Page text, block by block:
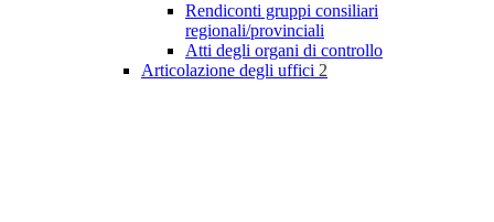
Rendiconti gruppi consiliari
regionali/provinciali
Atti degli organi di controllo
Articolazione degli uffici 2